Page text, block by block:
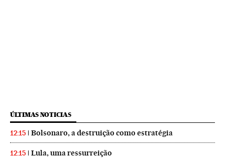
ÚLTIMAS NOTICIAS
12:15 Bolsonaro, a destruição como estratégia
12:15 Lula, uma ressurreição